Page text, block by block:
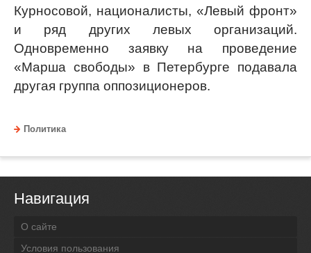
Курносовой, националисты, «Левый фронт»
и ряд других левых организаций.
Одновременно заявку на проведение
«Марша свободы» в Петербурге подавала
другая группа оппозиционеров.
Политика
Навигация
О сайте
Условия пользования